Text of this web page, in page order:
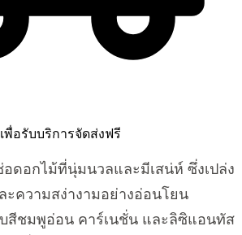
พื่อรับบริการจัดส่งฟรี
อดอกไม้ที่นุ่มนวลและมีเสน่ห์ ซึ่งเปล่ง
ะความสง่างามอย่างอ่อนโยน
สีชมพูอ่อน คาร์เนชั่น และลิซิแอนทัส